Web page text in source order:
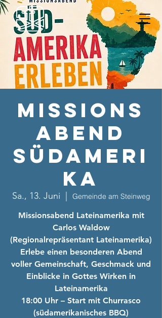
Missions
abend
Südameri
ka
Sa., 13. Juni Gemeinde am Steinweg
Missionsabend Lateinamerika mit
Carlos Waldow
(Regionalrepräsentant Lateinamerika)
Erlebe einen besonderen Abend
voller Gemeinschaft, Geschmack und
Einblicke in Gottes Wirken in
Lateinamerika
18:00 Uhr – Start mit Churrasco
(südamerikanisches BBQ)